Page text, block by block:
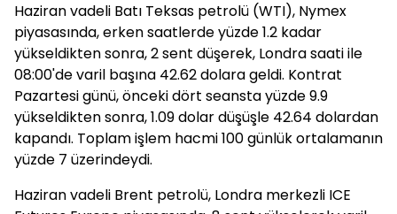
Haziran vadeli Batı Teksas petrolü (WTI), Nymex
piyasasında, erken saatlerde yüzde 1.2 kadar
yükseldikten sonra, 2 sent düşerek, Londra saati ile
08:00'de varil başına 42.62 dolara geldi. Kontrat
Pazartesi günü, önceki dört seansta yüzde 9.9
yükseldikten sonra, 1.09 dolar düşüşle 42.64 dolardan
kapandı. Toplam işlem hacmi 100 günlük ortalamanın
yüzde 7 üzerindeydi.
Haziran vadeli Brent petrolü, Londra merkezli ICE